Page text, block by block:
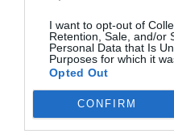
I want to opt-out of
Retention, Sale, and/or
Personal Data that Is
Purposes for which it
Opted Out
CONFIRM